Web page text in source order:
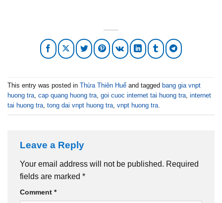
This entry was posted in Thừa Thiên Huế and tagged bang gia vnpt
huong tra, cap quang huong tra, goi cuoc internet tai huong tra, internet
tai huong tra, tong dai vnpt huong tra, vnpt huong tra.
Leave a Reply
Your email address will not be published. Required
fields are marked *
Comment *